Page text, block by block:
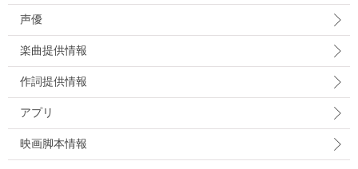
声優
楽曲提供情報
作詞提供情報
アプリ
映画脚本情報